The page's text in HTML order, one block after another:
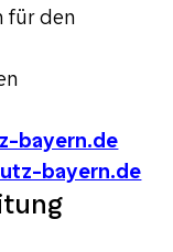
für den
bayern.de
bayern.de